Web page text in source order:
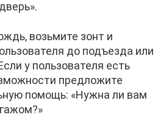
возьмите зонт и
до подъезда или
у пользователя есть
предложите
помощь: «Нужна ли вам